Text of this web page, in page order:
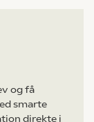
og få
smarte
direkte i